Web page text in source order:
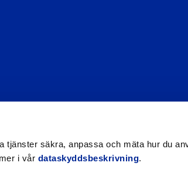
säkra, anpassa och mäta hur du
i vår dataskyddsbeskrivning.
Tillgänglighetsutlåtande